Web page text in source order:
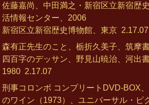
佐藤嘉尚、中田満之・新宿区立新宿歴
活情報センター、2006
新宿区立新宿歴史博物館、東京 2.17.07
森有正先生のこと、栃折久美子、筑摩
四百字のデッサン、野見山暁治、河出書
1980 2.17.07
刑事コロンボ コンプリートDVD-BOX
のワイン（1973）、ユニバーサル・ピ